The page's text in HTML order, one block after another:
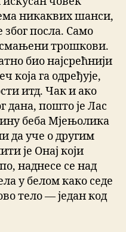
никаквих шанси,
због посла. Само
смањени трошкови.
био најсрећнији
која га одређује,
итд. Чак и ако
дана, пошто је Лас
беба Мјењолика
да уче о другим
је Онај који
наднесе се над
у белом како седе
тело — један код